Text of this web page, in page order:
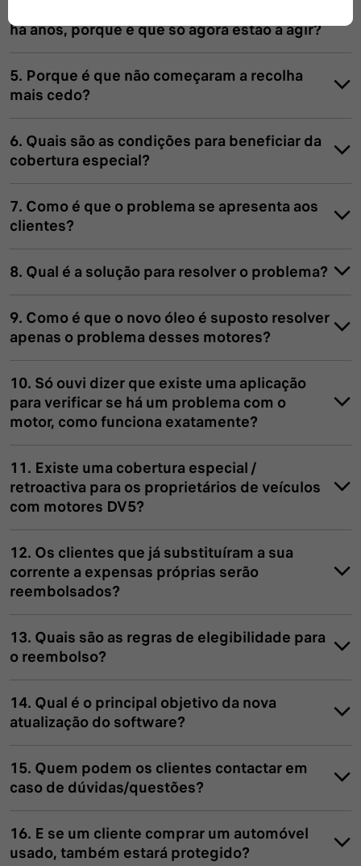
há anos, porque é que só agora estão a agir?
5. Porque é que não começaram a recolha
mais cedo?
6. Quais são as condições para beneficiar da
cobertura especial?
7. Como é que o problema se apresenta aos
clientes?
8. Qual é a solução para resolver o problema?
9. Como é que o novo óleo é suposto resolver
apenas o problema desses motores?
10. Só ouvi dizer que existe uma aplicação
para verificar se há um problema com o
motor, como funciona exatamente?
11. Existe uma cobertura especial /
retroactiva para os proprietários de veículos
com motores DV5?
12. Os clientes que já substituíram a sua
corrente a expensas próprias serão
reembolsados?
13. Quais são as regras de elegibilidade para
o reembolso?
14. Qual é o principal objetivo da nova
atualização do software?
15. Quem podem os clientes contactar em
caso de dúvidas/questões?
16. E se um cliente comprar um automóvel
usado, também estará protegido?